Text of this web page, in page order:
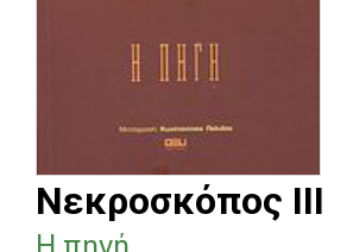
Νεκροσκόπος ΙΙΙ